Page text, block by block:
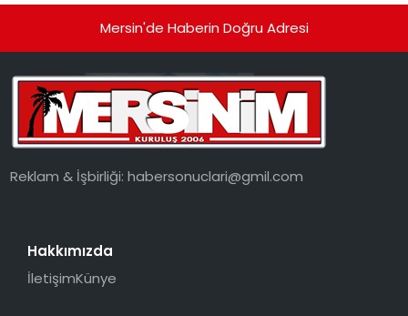
Mersin'de Haberin Doğru Adresi
Reklam & İşbirliği:habersonuclari@gmil.com
Hakkımızda
İletişimKünye